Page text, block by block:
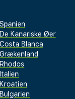
Spanien
De Kanariske Øer
Costa Blanca
Grækenland
Rhodos
Italien
Kroatien
Bulgarien